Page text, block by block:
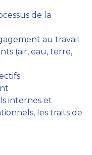
de la
au travail
(air, eau, terre,
internes et
les traits de